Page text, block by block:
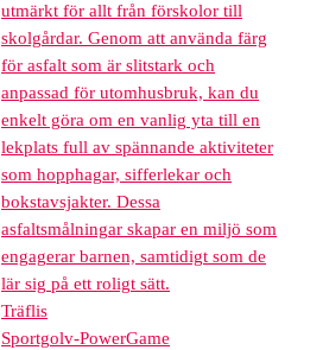
utmärkt för allt från förskolor till
skolgårdar. Genom att använda färg
för asfalt som är slitstark och
anpassad för utomhusbruk, kan du
enkelt göra om en vanlig yta till en
lekplats full av spännande aktiviteter
som hopphagar, sifferlekar och
bokstavsjakter. Dessa
asfaltsmålningar skapar en miljö som
engagerar barnen, samtidigt som de
lär sig på ett roligt sätt.
Träflis
Sportgolv-PowerGame